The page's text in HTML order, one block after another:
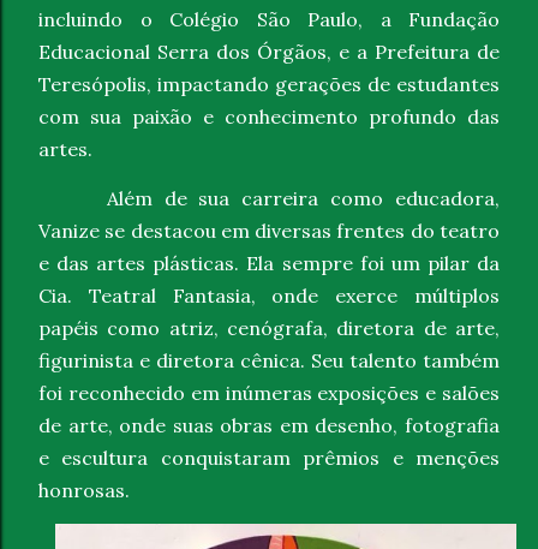
incluindo o Colégio São Paulo, a Fundação
Educacional Serra dos Órgãos, e a Prefeitura de
Teresópolis, impactando gerações de estudantes
com sua paixão e conhecimento profundo das
artes.
Além de sua carreira como educadora,
Vanize se destacou em diversas frentes do teatro
e das artes plásticas. Ela sempre foi um pilar da
Cia. Teatral Fantasia, onde exerce múltiplos
papéis como atriz, cenógrafa, diretora de arte,
figurinista e diretora cênica. Seu talento também
foi reconhecido em inúmeras exposições e salões
de arte, onde suas obras em desenho, fotografia
e escultura conquistaram prêmios e menções
honrosas.